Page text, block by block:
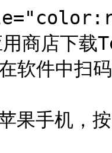
用商店下
软件中扫
手机，按